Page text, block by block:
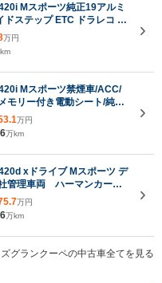
Mスポーツ純正19アルミ
ドステップ ETC ドラレコ バ
ーグリル 車検令和9年9月
万円
Mスポーツ禁煙車/ACC/
モリー付き電動シート/純正
ヘッドライト/純正アルミ
万円
万km
xドライブ Mスポーツ デ
管理車両 ハーマンカード
アクティブクルーズコ
ディスプレイ 全周囲カメ
ルシフト アンビエントラ
万円
万km
グランクーペの中古車全てを見る